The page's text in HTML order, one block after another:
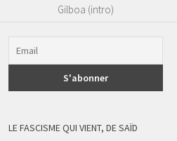
Gilboa (intro)
LE FASCISME QUI VIENT, DE SAÏD